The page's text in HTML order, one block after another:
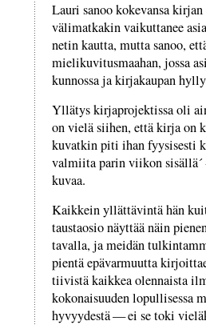
Lauri sanoo kokevansa
välimatkakin vaikuttanee
netin kautta, mutta sanoo,
mielikuvitusmaahan, jossa
kunnossa ja kirjakaupan
Yllätys kirjaprojektissa oli
on vielä siihen, että kirja on
kuvatkin piti ihan fyysisesti
valmiita parin viikon sisällä´
kuvaa.
Kaikkein yllättävintä hän
taustaosio näyttää näin
tavalla, ja meidän
pientä epävarmuutta
tiivistä kaikkea olennaista
kokonaisuuden lopullisessa
hyvyydestä — ei se toki